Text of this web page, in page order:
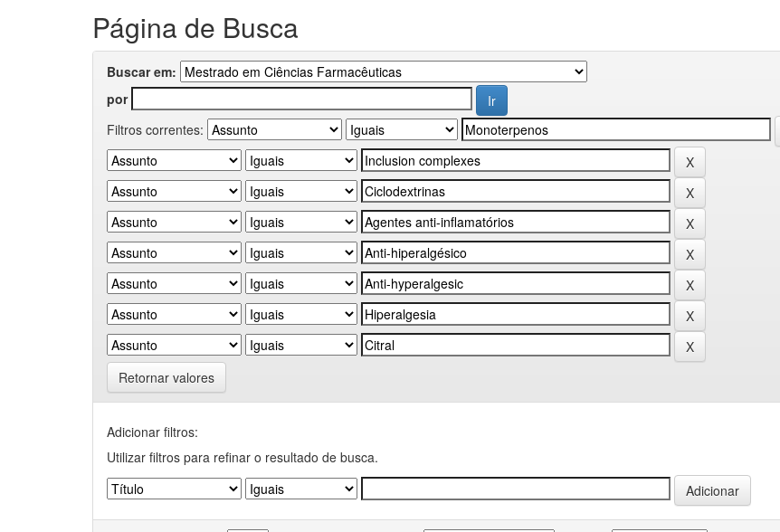
Página de Busca
Buscar em:
por
Filtros correntes:
Retornar valores
Adicionar filtros:
Utilizar filtros para refinar o resultado de busca.